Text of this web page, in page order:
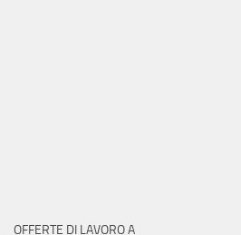
OFFERTE DI LAVORO A